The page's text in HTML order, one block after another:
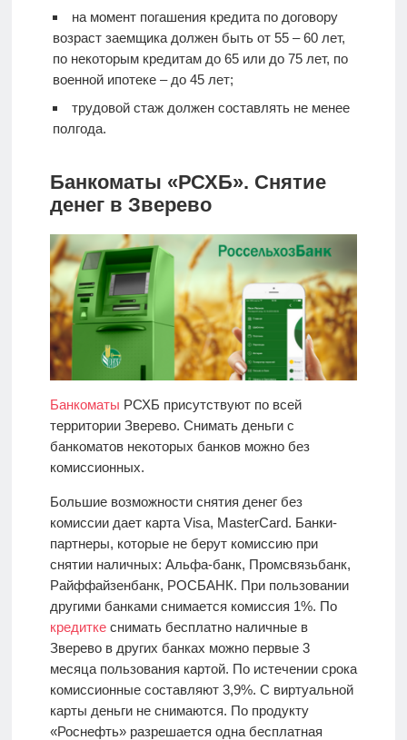
на момент погашения кредита по договору
возраст заемщика должен быть от 55 – 60 лет,
по некоторым кредитам до 65 или до 75 лет, по
военной ипотеке – до 45 лет;
трудовой стаж должен составлять не менее
полгода.
Банкоматы «РСХБ». Снятие
денег в Зверево
Банкоматы РСХБ присутствуют по всей
территории Зверево. Снимать деньги с
банкоматов некоторых банков можно без
комиссионных.
Большие возможности снятия денег без
комиссии дает карта Visa, MasterCard. Банки-
партнеры, которые не берут комиссию при
снятии наличных: Альфа-банк, Промсвязьбанк,
Райффайзенбанк, РОСБАНК. При пользовании
другими банками снимается комиссия 1%. По
кредиткеснимать бесплатно наличные в
Зверево в других банках можно первые 3
месяца пользования картой. По истечении срока
комиссионные составляют 3,9%. С виртуальной
карты деньги не снимаются. По продукту
«Роснефть» разрешается одна бесплатная